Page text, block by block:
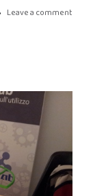
Leave a comment